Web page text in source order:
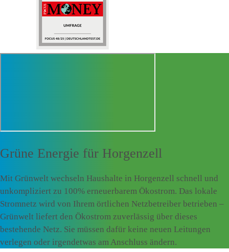
Grüne Energie für Horgenzell
Mit Grünwelt wechseln Haushalte in Horgenzell schnell und
unkompliziert zu 100% erneuerbarem Ökostrom. Das lokale
Stromnetz wird von Ihrem örtlichen Netzbetreiber betrieben –
Grünwelt liefert den Ökostrom zuverlässig über dieses
bestehende Netz. Sie müssen dafür keine neuen Leitungen
verlegen oder irgendetwas am Anschluss ändern.